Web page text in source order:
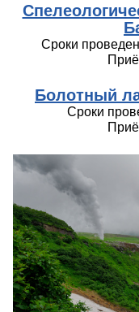
Сроки
Болотный
Сроки
pvi_4927.jpg